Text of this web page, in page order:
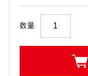
数量